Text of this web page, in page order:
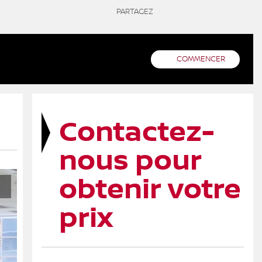
PARTAGEZ
COMMENCER
Contactez-
nous pour
obtenir votre
prix